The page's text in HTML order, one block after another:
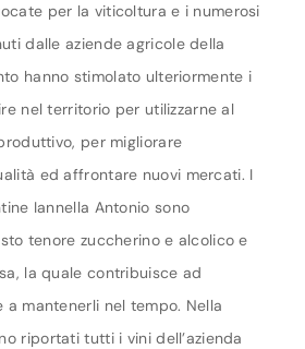
per la viticoltura e i numerosi
dalle aziende agricole della
hanno stimolato ulteriormente i
nel territorio per utilizzarne al
per migliorare
ed affrontare nuovi mercati. I
Iannella Antonio sono
tenore zuccherino e alcolico e
la quale contribuisce ad
mantenerli nel tempo. Nella
riportati tutti i vini dell’azienda